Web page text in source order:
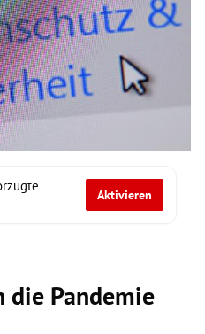
Aktivieren
Pandemie